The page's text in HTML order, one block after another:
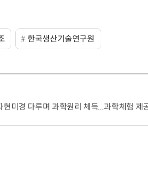
한국생산기술연구원
미경 다루며 과학원리 체득...과학체험 제